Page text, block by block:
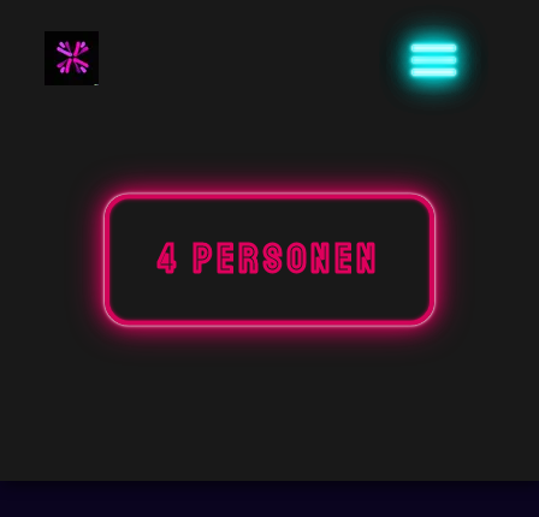
inhoud
4 personen